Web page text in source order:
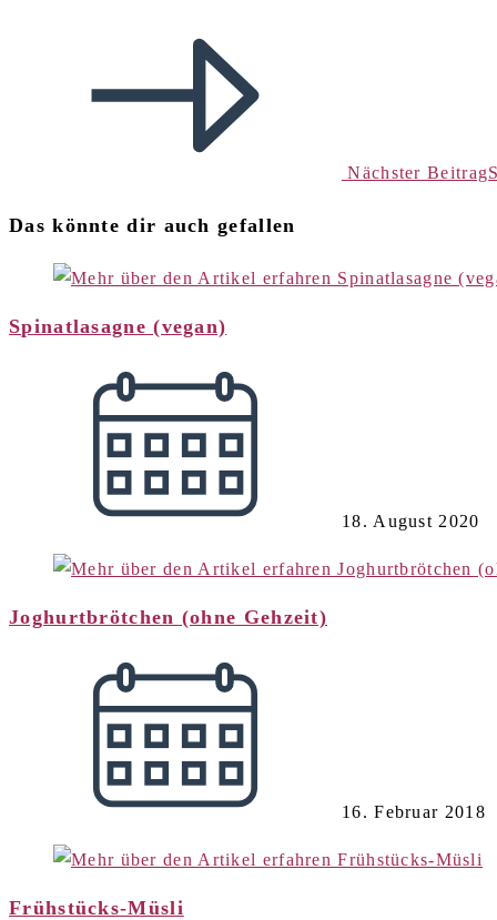
Nächster Beitrag
Das könnte dir auch gefallen
Spinatlasagne (vegan)
18. August 2020
Joghurtbrötchen (ohne Gehzeit)
16. Februar 2018
Frühstücks-Müsli